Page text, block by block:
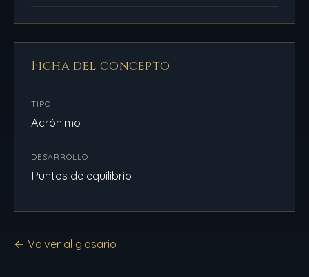
Ficha del concepto
TIPO
Acrónimo
DESARROLLO
Puntos de equilibrio
← Volver al glosario